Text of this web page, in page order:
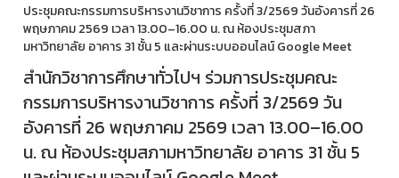
ประชุมคณะกรรมการบริหารงานวิชาการ ครั้งที่ 3/2569 วันอังคารที่ 26
พฤษภาคม 2569 เวลา 13.00–16.00 น. ณ ห้องประชุมสภา
มหาวิทยาลัย อาคาร 31 ชั้น 5 และผ่านระบบออนไลน์ Google Meet
สำนักวิชาการศึกษาทั่วไปฯ ร่วมการประชุมคณะ
กรรมการบริหารงานวิชาการ ครั้งที่ 3/2569 วัน
อังคารที่ 26 พฤษภาคม 2569 เวลา 13.00–16.00
น. ณ ห้องประชุมสภามหาวิทยาลัย อาคาร 31 ชั้น 5